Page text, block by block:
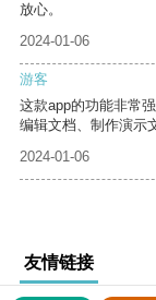
放心。
2024-01-06
游客
这款app的功能非常
编辑文档、制作演示
2024-01-06
友情链接